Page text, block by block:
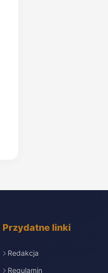
Przydatne linki
Redakcja
Regulamin